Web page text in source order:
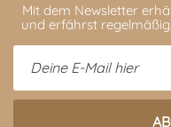
Mit dem Newsletter
und erfährst